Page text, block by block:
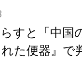
すと「中国
た便器』で